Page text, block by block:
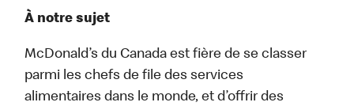
À notre sujet
McDonald’s du Canada est fière de se classer
parmi les chefs de file des services
alimentaires dans le monde, et d’offrir des